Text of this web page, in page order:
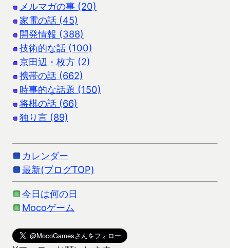
メルマガの事 (20)
家電の話 (45)
開発情報 (388)
技術的な話 (100)
京田辺・枚方 (2)
携帯の話 (662)
時事的な話題 (150)
将棋の話 (66)
独り言 (89)
カレンダー
最新(ブログTOP)
今日は何の日
Mocoゲーム